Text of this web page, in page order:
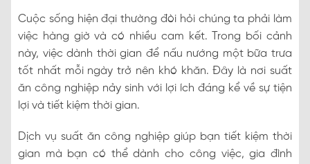
Cuộc sống hiện đại thường đòi hỏi chúng ta phải làm
việc hàng giờ và có nhiều cam kết. Trong bối cảnh
này, việc dành thời gian để nấu nướng một bữa trưa
tốt nhất mỗi ngày trở nên khó khăn. Đây là nơi suất
ăn công nghiệp nảy sinh với lợi ích đáng kể về sự tiện
lợi và tiết kiệm thời gian.
Dịch vụ suất ăn công nghiệp giúp bạn tiết kiệm thời
gian mà bạn có thể dành cho công việc, gia đình